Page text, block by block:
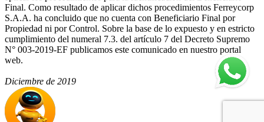
Final. Como resultado de aplicar dichos procedimientos Ferreycorp
S.A.A. ha concluido que no cuenta con Beneficiario Final por
Propiedad ni por Control. Sobre la base de lo expuesto y en estricto
cumplimiento del numeral 7.3. del artículo 7 del Decreto Supremo
N° 003-2019-EF publicamos este comunicado en nuestro portal
web.
Diciembre de 2019